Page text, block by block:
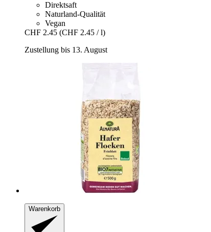
Direktsaft
Naturland-Qualität
Vegan
CHF 2.45 (CHF 2.45 / l)
Zustellung bis 13. August
Warenkorb